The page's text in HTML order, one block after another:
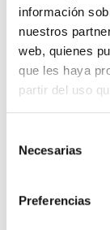
información
nuestros
web, quienes
que les haya
partir del uso
Necesarias
Preferencias
Descripción